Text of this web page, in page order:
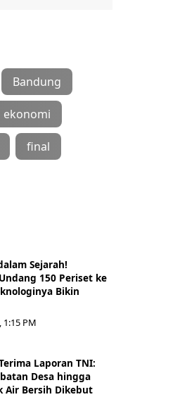
Bandung
ekonomi
final
Sejarah!
150 Periset ke
Bikin
1:15 PM
Laporan TNI:
Desa hingga
Air Bersih Dikebut